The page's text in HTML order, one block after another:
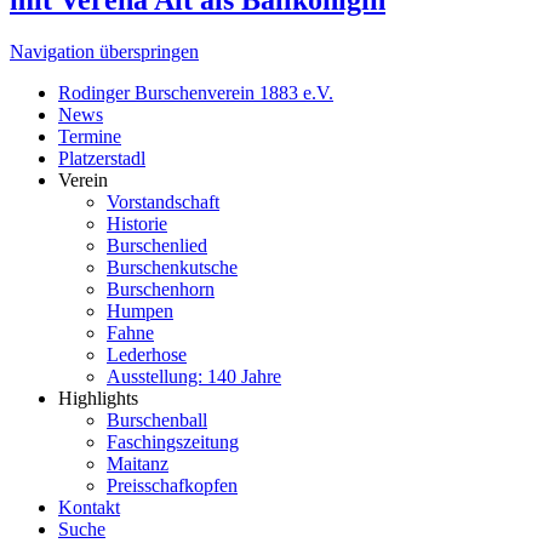
Navigation überspringen
Rodinger Burschenverein 1883 e.V.
News
Termine
Platzerstadl
Verein
Vorstandschaft
Historie
Burschenlied
Burschenkutsche
Burschenhorn
Humpen
Fahne
Lederhose
Ausstellung: 140 Jahre
Highlights
Burschenball
Faschingszeitung
Maitanz
Preisschafkopfen
Kontakt
Suche